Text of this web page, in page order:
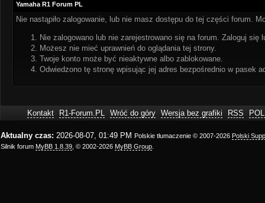
Yamaha R1 Forum PL
Nie nastąpiło zalogowanie, lub nie masz dostępu do tej części forum.
Nie zalogowano lub nie zarejestrowano się na forum. Zaloguj się
Możesz nie mieć uprawnień do oglądania tej strony.
Twoje konto może być nieaktywne albo zablokowane.
Odwiedzono tę stronę wpisując jej adres bezpośrednio w pasek
Kontakt R1-Forum.PL Wróć do góry Wersja bez grafiki RSS
Aktualny czas: 2026-08-07, 01:49 PM Polskie tłumaczenie © 2007-2026 Polski
Silnik forum MyBB 1.8.39 , © 2002-2026 MyBB Group